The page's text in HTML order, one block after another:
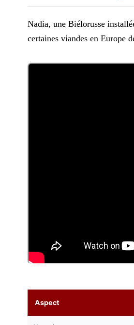
Nadia, une Biélorusse
certaines viandes en Europe
Aspect